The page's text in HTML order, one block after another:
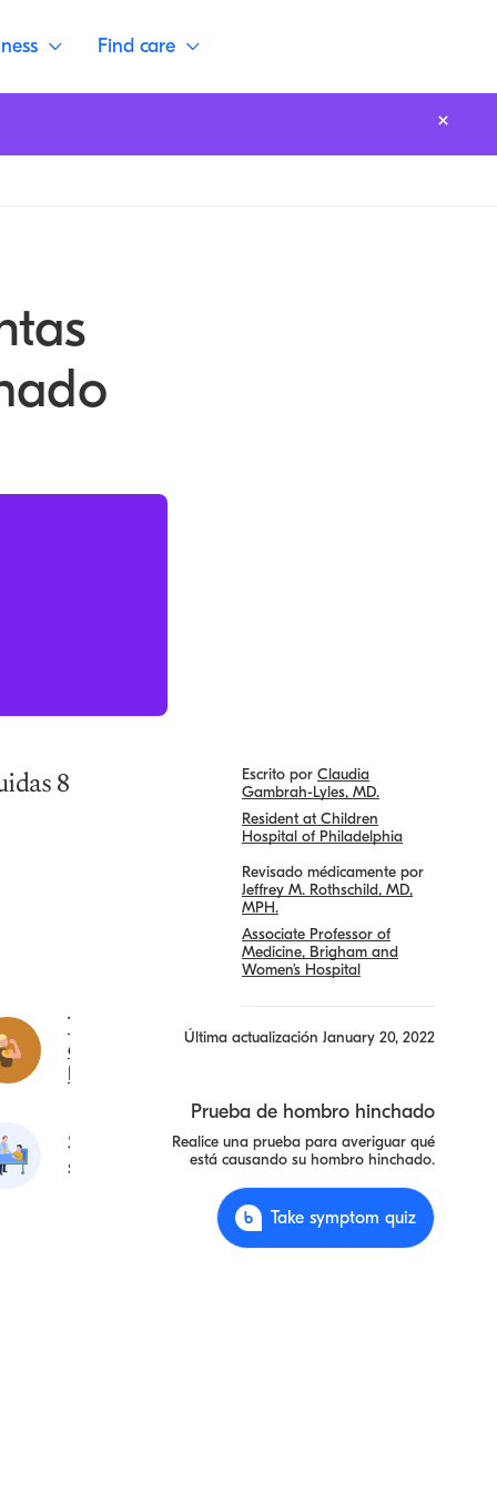
Find care
Escrito por Claudia
Gambrah-Lyles, MD.
Resident at Children
Hospital of Philadelphia
Revisado médicamente por
Jeffrey M. Rothschild, MD,
MPH.
Associate Professor of
Medicine, Brigham and
Women’s Hospital
Última actualización January 20, 2022
Prueba de hombro hinchado
Realice una prueba para averiguar qué
está causando su hombro hinchado.
Take symptom quiz
8
Tendinitis
del
Shoulder
strain